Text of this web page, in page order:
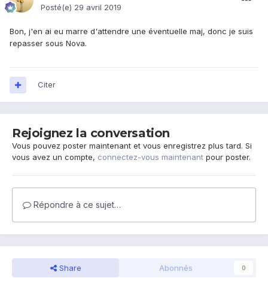
Posté(e) 29 avril 2019
Bon, j'en ai eu marre d'attendre une éventuelle maj, donc je suis
repasser sous Nova.
Citer
Rejoignez la conversation
Vous pouvez poster maintenant et vous enregistrez plus tard. Si
vous avez un compte, connectez-vous maintenant pour poster.
Répondre à ce sujet…
Share Abonnés 0